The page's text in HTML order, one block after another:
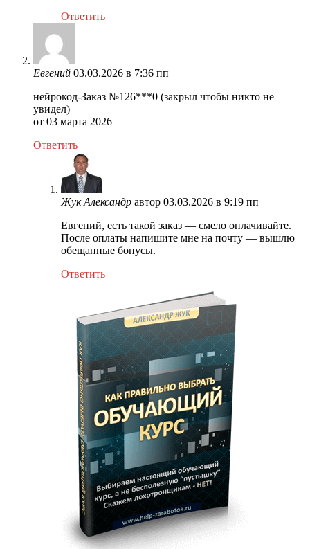
Ответить
Евгений 03.03.2026 в 7:36 пп
нейрокод-Заказ №126***0 (закрыл чтобы никто не
увидел)
от 03 марта 2026
Ответить
Жук Александр автор 03.03.2026 в 9:19 пп
Евгений, есть такой заказ — смело оплачивайте.
После оплаты напишите мне на почту — вышлю
обещанные бонусы.
Ответить